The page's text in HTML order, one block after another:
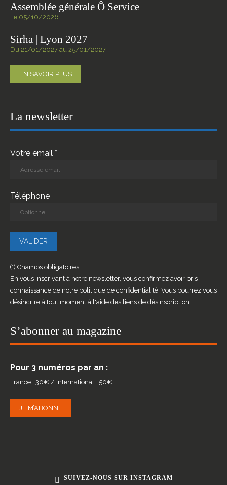
Assemblée générale Ô Service
Le 05/10/2026
Sirha | Lyon 2027
Du 21/01/2027 au 25/01/2027
EN SAVOIR PLUS
La newsletter
Votre email *
Téléphone
(*) Champs obligatoires
En vous inscrivant à notre newsletter, vous confirmez avoir pris
connaissance de notre politique de confidentialité. Vous pourrez vous
désincrire à tout moment à l'aide des liens de désinscription
S’abonner au magazine
Pour 3 numéros par an :
France : 30€ / International : 50€
JE M’ABONNE
SUIVEZ-NOUS SUR INSTAGRAM